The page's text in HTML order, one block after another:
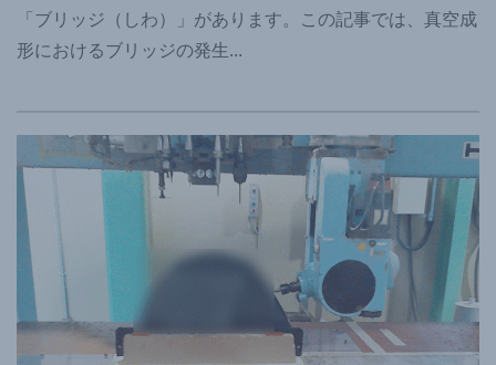
「ブリッジ（しわ）」があります。この記事では、真空成
形におけるブリッジの発生...